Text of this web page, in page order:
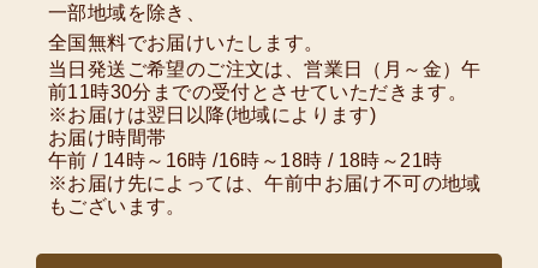
一部地域を除き、
全国無料でお届けいたします。
当日発送ご希望のご注文は、営業日（月～金）午
前11時30分までの受付とさせていただきます。
※お届けは翌日以降(地域によります)
お届け時間帯
午前 / 14時～16時 /16時～18時 / 18時～21時
※お届け先によっては、午前中お届け不可の地域
もございます。